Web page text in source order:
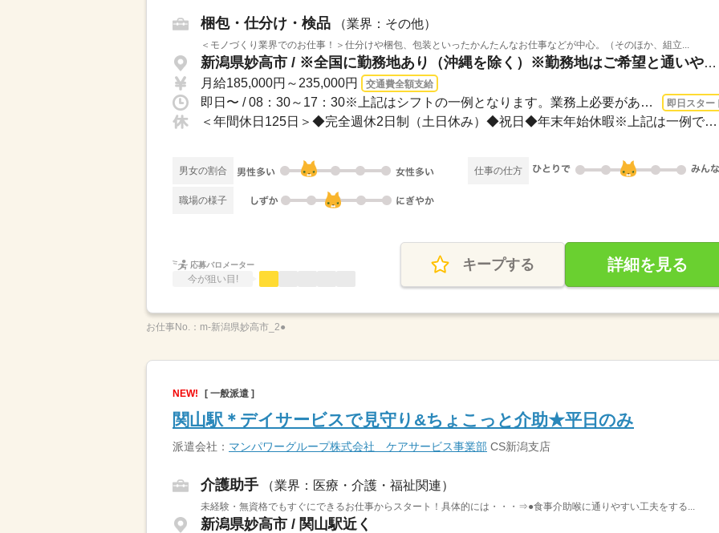
梱包・仕分け・検品 （業界：その他）
＜モノづくり業界でのお仕事！＞仕分けや梱包、包装といったかんたんなお仕事などが中心。（そのほか、組立...
新潟県妙高市 / ※全国に勤務地あり（沖縄を除く）※勤務地はご希望と通いやすさを考慮...
月給185,000円～235,000円
交通費全額支給
即日〜 / 08：30～17：30※上記はシフトの一例となります。業務上必要がある場合や配属... 即日スター
＜年間休日125日＞◆完全週休2日制（土日休み）◆祝日◆年末年始休暇※上記は一例です。配...
男女の割合 仕事の仕方
職場の様子
応募バロメーター
今が狙い目!
キープする 詳細を見る
お仕事No.： m-新潟県妙高市_2●
NEW! [ 一般派遣 ]
関山駅＊デイサービスで見守り&ちょこっと介助★平日のみ
派遣会社： マンパワーグループ株式会社 ケアサービス事業部 CS新潟支店
介護助手 （業界：医療・介護・福祉関連）
未経験・無資格でもすぐにできるお仕事からスタート！具体的には・・・⇒●食事介助喉に通りやすい工夫をする...
新潟県妙高市 / 関山駅近く